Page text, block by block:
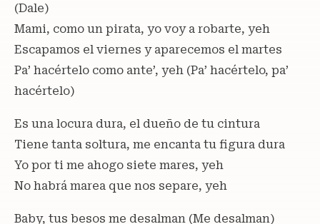
(Dale)
Mami, como un pirata, yo voy a robarte, yeh
Escapamos el viernes y aparecemos el martes
Pa’ hacértelo como ante’, yeh (Pa’ hacértelo, pa’
hacértelo)
Es una locura dura, el dueño de tu cintura
Tiene tanta soltura, me encanta tu figura dura
Yo por ti me ahogo siete mares, yeh
No habrá marea que nos separe, yeh
Baby, tus besos me desalman (Me desalman)